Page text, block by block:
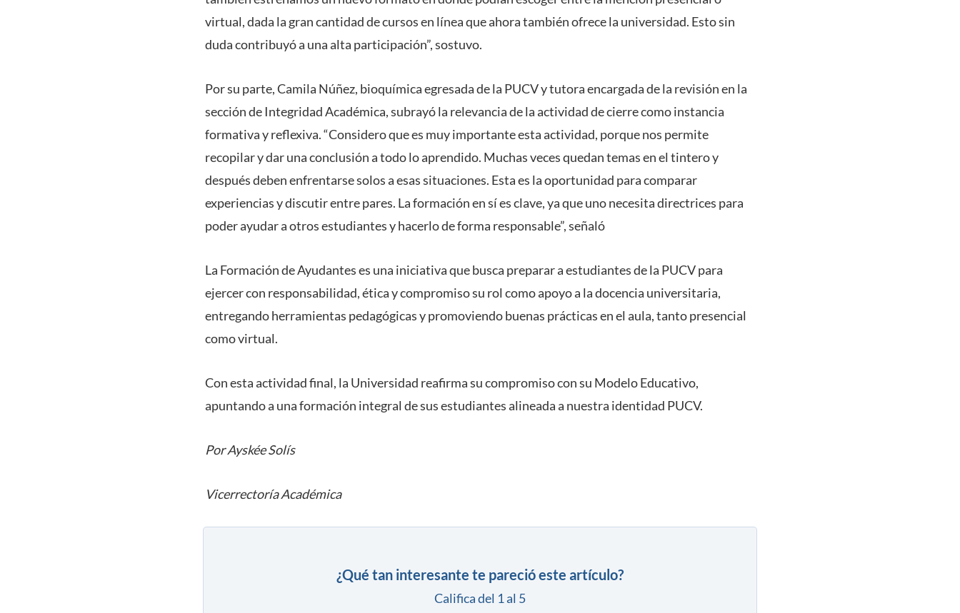
virtual, dada la gran cantidad de cursos en línea que ahora también ofrece la universidad. Esto sin
duda contribuyó a una alta participación”, sostuvo.
Por su parte, Camila Núñez, bioquímica egresada de la PUCV y tutora encargada de la revisión en la
sección de Integridad Académica, subrayó la relevancia de la actividad de cierre como instancia
formativa y reflexiva. “Considero que es muy importante esta actividad, porque nos permite
recopilar y dar una conclusión a todo lo aprendido. Muchas veces quedan temas en el tintero y
después deben enfrentarse solos a esas situaciones. Esta es la oportunidad para comparar
experiencias y discutir entre pares. La formación en sí es clave, ya que uno necesita directrices para
poder ayudar a otros estudiantes y hacerlo de forma responsable”, señaló
La Formación de Ayudantes es una iniciativa que busca preparar a estudiantes de la PUCV para
ejercer con responsabilidad, ética y compromiso su rol como apoyo a la docencia universitaria,
entregando herramientas pedagógicas y promoviendo buenas prácticas en el aula, tanto presencial
como virtual.
Con esta actividad final, la Universidad reafirma su compromiso con su Modelo Educativo,
apuntando a una formación integral de sus estudiantes alineada a nuestra identidad PUCV.
Por Ayskée Solís
Vicerrectoría Académica
¿Qué tan interesante te pareció este artículo?
Califica del 1 al 5